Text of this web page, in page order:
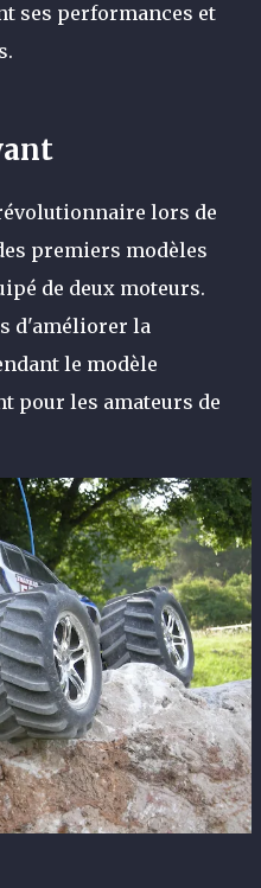
ses performances et
lors de
premiers modèles
de deux moteurs.
d'améliorer la
le modèle
pour les amateurs de